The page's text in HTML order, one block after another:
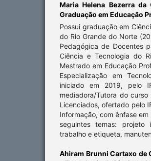
Maria Helena Bezerra da
Graduação em Educação
Possui graduação em
do Rio Grande do Norte
Pedagógica de Docentes
Ciência e Tecnologia do
Mestrado em Educação
Especialização em
iniciado em 2019, pelo
mediadora/Tutora do
Licenciados, ofertado pelo
Informação, com ênfase
seguintes temas: projeto
trabalho e etiqueta,
Ahiram Brunni Cartaxo de